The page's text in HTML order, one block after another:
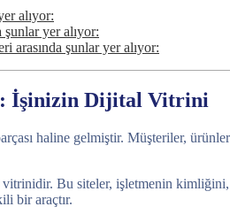
alıyor:
yer alıyor:
arasında şunlar yer alıyor:
İşinizin Dijital Vitrini
haline gelmiştir. Müşteriler,
Bu siteler, işletmenin
bir araçtır.